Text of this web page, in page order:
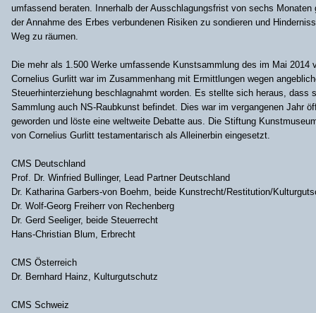
umfassend beraten. Innerhalb der Ausschlagungsfrist von sechs
der Annahme des Erbes verbundenen Risiken zu sondieren und
Weg zu räumen.
‎Die mehr als 1.500 Werke umfassende Kunstsammlung des im Mai 2014
Cornelius Gurlitt war im Zusammenhang mit Ermittlungen wegen
Steuerhinterziehung beschlagnahmt worden. Es stellte sich heraus, dass
Sammlung auch NS-Raubkunst befindet. Dies war im vergangenen Jahr
geworden und löste eine weltweite Debatte aus. Die Stiftung
von Cornelius Gurlitt testamentarisch als Alleinerbin eingesetzt.
CMS Deutschland
Prof. Dr. Winfried Bullinger, Lead Partner Deutschland
Dr. Katharina Garbers-von Boehm, beide Kunstrecht/Restitution/
Dr. Wolf-Georg Freiherr von Rechenberg
Dr. Gerd Seeliger, beide Steuerrecht
Hans-Christian Blum, Erbrecht
CMS Österreich
Dr. Bernhard Hainz, Kulturgutschutz
CMS Schweiz